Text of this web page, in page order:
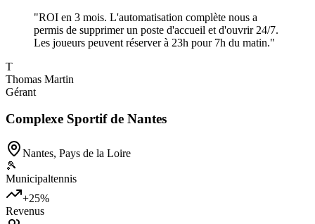
"ROI en 3 mois. L'automatisation complète nous a
permis de supprimer un poste d'accueil et d'ouvrir 24/7.
Les joueurs peuvent réserver à 23h pour 7h du matin."
T
Thomas Martin
Gérant
Complexe Sportif de Nantes
Nantes, Pays de la Loire
🎾
Municipaltennis
+25%
Revenus